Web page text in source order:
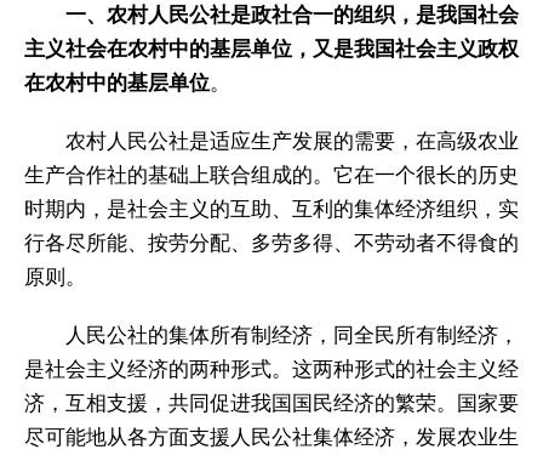
一、农村人民公社是政社合一的组织，是我国社会
主义社会在农村中的基层单位，又是我国社会主义政权
在农村中的基层单位。
农村人民公社是适应生产发展的需要，在高级农业
生产合作社的基础上联合组成的。它在一个很长的历史
时期内，是社会主义的互助、互利的集体经济组织，实
行各尽所能、按劳分配、多劳多得、不劳动者不得食的
原则。
人民公社的集体所有制经济，同全民所有制经济，
是社会主义经济的两种形式。这两种形式的社会主义经
济，互相支援，共同促进我国国民经济的繁荣。国家要
尽可能地从各方面支援人民公社集体经济，发展农业生